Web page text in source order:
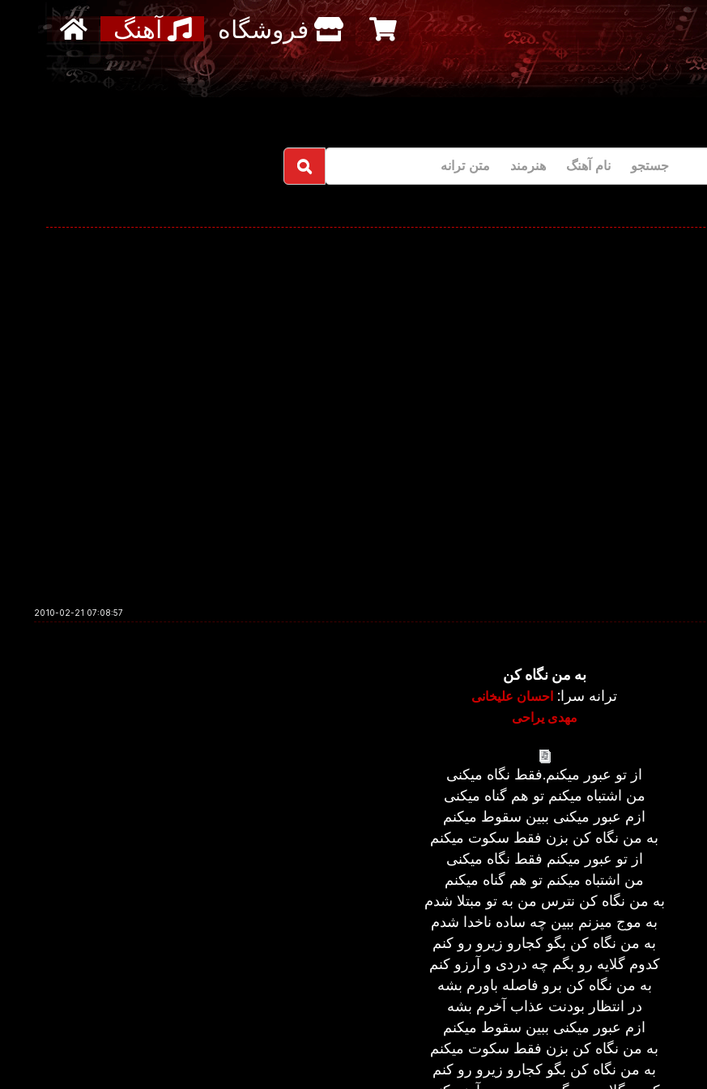
آهنگ فروشگاه
جستجو نام آهنگ هنرمند متن ترانه
2010-02-21 07:08:57
به من نگاه کن
ترانه سرا: احسان علیخانی
مهدی یراحی
از تو عبور میکنم.فقط نگاه میکنی
من اشتباه میکنم تو هم گناه میکنی
ازم عبور میکنی ببین سقوط میکنم
به من نگاه کن بزن فقط سکوت میکنم
از تو عبور میکنم فقط نگاه میکنی
من اشتباه میکنم تو هم گناه میکنم
به من نگاه کن نترس من به تو مبتلا شدم
به موج میزنم ببین چه ساده ناخدا شدم
به من نگاه کن بگو کجارو زیرو رو کنم
کدوم گلایه رو بگم چه دردی و آرزو کنم
به من نگاه کن برو فاصله باورم بشه
در انتظار بودنت عذاب آخرم بشه
ازم عبور میکنی ببین سقوط میکنم
به من نگاه کن بزن فقط سکوت میکنم
به من نگاه کن بگو کجارو زیرو رو کنم